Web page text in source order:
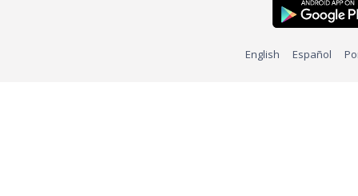
English Español